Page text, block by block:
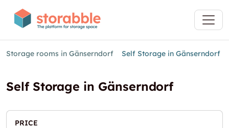
Storage rooms in Gänserndorf Self Storage in Gänserndorf
Self Storage in Gänserndorf
PRICE